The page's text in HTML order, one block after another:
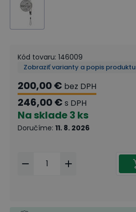
Kód tovaru: 146009
Zobraziť varianty a popis produktu
200,00 € bez DPH
246,00 € s DPH
Na sklade3 ks
Doručíme: 11. 8. 2026